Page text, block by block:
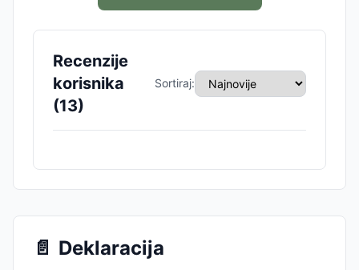
Recenzije
korisnika
(13)
Sortiraj:
📄 Deklaracija